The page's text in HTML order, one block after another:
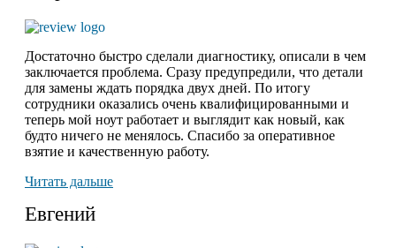
Достаточно быстро сделали диагностику, описали в чем
заключается проблема. Сразу предупредили, что детали
для замены ждать порядка двух дней. По итогу
сотрудники оказались очень квалифицированными и
теперь мой ноут работает и выглядит как новый, как
будто ничего не менялось. Спасибо за оперативное
взятие и качественную работу.
Читать дальше
Евгений